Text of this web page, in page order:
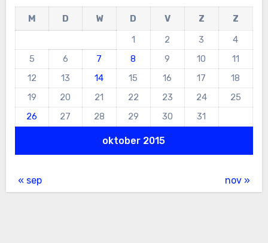
oktober 2015
M D W D V Z
Z
1
2 3
4
5
6 7 8 9 10
11
12
13 14 15 16 17
18
19
20 21 22 23 24
25
26
27 28 29 30 31
« sep nov »